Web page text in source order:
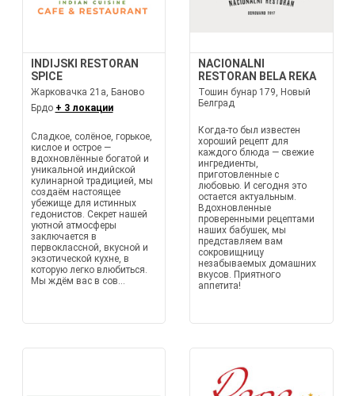
INDIJSKI RESTORAN
SPICE
Жарковачка 21а, Баново
Брдо + 3 локации
Сладкое, солёное, горькое,
кислое и острое —
вдохновлённые богатой и
уникальной индийской
кулинарной традицией, мы
создаём настоящее
убежище для истинных
гедонистов. Секрет нашей
уютной атмосферы
заключается в
первоклассной, вкусной и
экзотической кухне, в
которую легко влюбиться.
Мы ждём вас в сов...
NACIONALNI
RESTORAN BELA REKA
Тошин бунар 179, Новый
Белград
Когда-то был известен
хороший рецепт для
каждого блюда — свежие
ингредиенты,
приготовленные с
любовью. И сегодня это
остается актуальным.
Вдохновленные
проверенными рецептами
наших бабушек, мы
представляем вам
сокровищницу
незабываемых домашних
вкусов. Приятного
аппетита!